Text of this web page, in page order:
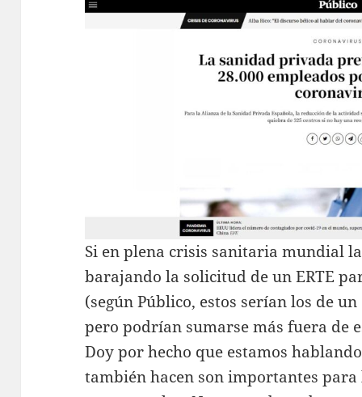
Si en plena crisis sanitaria mundial
barajando la solicitud de un ERTE
(según Público, estos serían los de
pero podrían sumarse más fuera de
Doy por hecho que estamos
también hacen son importantes